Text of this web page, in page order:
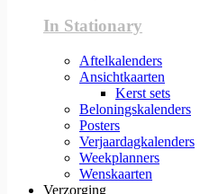
In Stationary
Aftelkalenders
Ansichtkaarten
Kerst sets
Beloningskalenders
Posters
Verjaardagkalenders
Weekplanners
Wenskaarten
Verzorging